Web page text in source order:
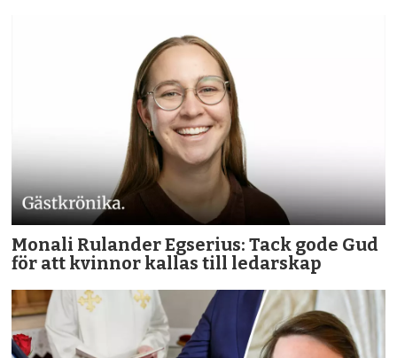
Monali Rulander Egserius: Tack gode Gud
för att kvinnor kallas till ledarskap